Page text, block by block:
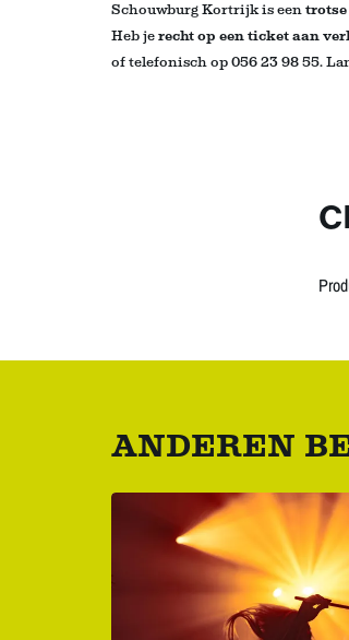
Schouwburg Kortrijk is een
Heb je recht op een ticket aan
of telefonisch op 056 23 98 55.
ANDEREN